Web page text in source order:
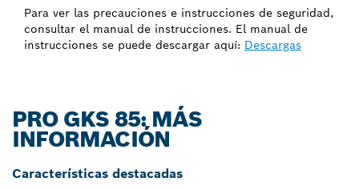
Para ver las precauciones e instrucciones de seguridad,
consultar el manual de instrucciones. El manual de
instrucciones se puede descargar aquí: Descargas
PRO GKS 85: MÁS
INFORMACIÓN
Características destacadas